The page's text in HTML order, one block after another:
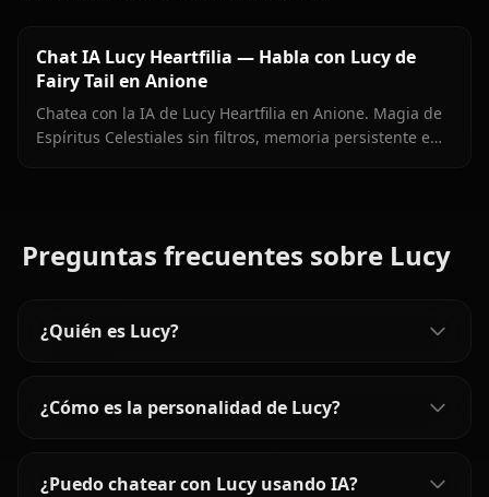
Chat IA Lucy Heartfilia — Habla con Lucy de
Fairy Tail en Anione
Chatea con la IA de Lucy Heartfilia en Anione. Magia de
Espíritus Celestiales sin filtros, memoria persistente e
Preguntas frecuentes sobre Lucy
¿Quién es Lucy?
¿Cómo es la personalidad de Lucy?
¿Puedo chatear con Lucy usando IA?